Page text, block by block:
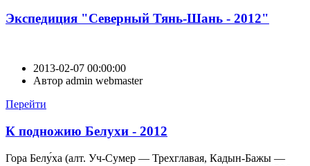
Экспедиция "Северный Тянь-Шань - 2012"
2013-02-07 00:00:00
Автор admin webmaster
Перейти
К подножию Белухи - 2012
Гора Белу́ха (алт. Уч-Сумер — Трехглавая, Кадын-Бажы —